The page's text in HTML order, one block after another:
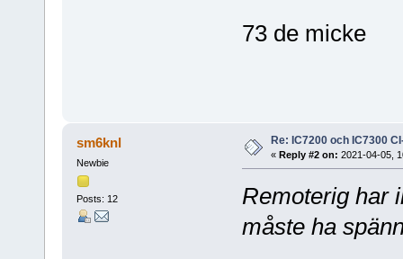
73 de micke
sm6knl
Newbie
Posts: 12
Re: IC7200 och IC7300
« Reply #2 on: 2021-04-05,
Remoterig har
måste ha